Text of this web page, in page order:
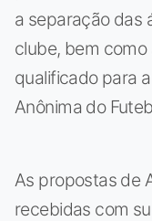
a separação das
clube, bem
qualificado para
Anônima do
As propostas de
recebidas com